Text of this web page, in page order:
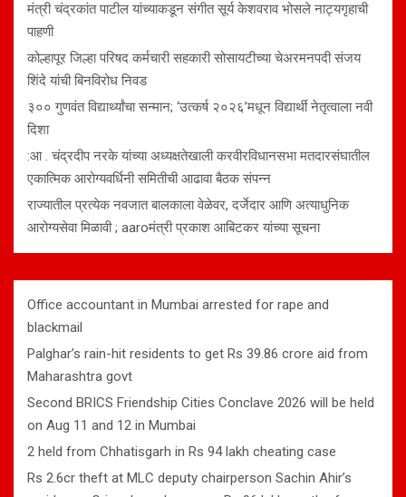
मंत्री चंद्रकांत पाटील यांच्याकडून संगीत सूर्य केशवराव भोसले नाट्यगृहाची
पाहणी
कोल्हापूर जिल्हा परिषद कर्मचारी सहकारी सोसायटीच्या चेअरमनपदी संजय
शिंदे यांची बिनविरोध निवड
३०० गुणवंत विद्यार्थ्यांचा सन्मान; ‘उत्कर्ष २०२६’मधून विद्यार्थी नेतृत्वाला नवी
दिशा
:आ . चंद्रदीप नरके यांच्या अध्यक्षतेखाली करवीरविधानसभा मतदारसंघातील
एकात्मिक आरोग्यवर्धिनी समितीची आढावा बैठक संपन्न
राज्यातील प्रत्येक नवजात बालकाला वेळेवर, दर्जेदार आणि अत्याधुनिक
आरोग्यसेवा मिळावी ; aaroमंत्री प्रकाश आबिटकर यांच्या सूचना
Office accountant in Mumbai arrested for rape and
blackmail
Palghar’s rain-hit residents to get Rs 39.86 crore aid from
Maharashtra govt
Second BRICS Friendship Cities Conclave 2026 will be held
on Aug 11 and 12 in Mumbai
2 held from Chhatisgarh in Rs 94 lakh cheating case
Rs 2.6cr theft at MLC deputy chairperson Sachin Ahir’s